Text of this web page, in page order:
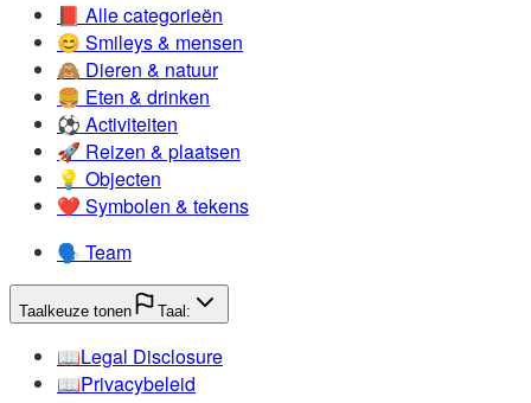
📕️ Alle categorieën
😊️ Smileys & mensen
🙈️ Dieren & natuur
🍔️ Eten & drinken
⚽️ Activiteiten
🚀️ Reizen & plaatsen
💡️ Objecten
❤️ Symbolen & tekens
🗣️ Team
Taalkeuze tonen Taal:
📖️Legal Disclosure
📖️Privacybeleid